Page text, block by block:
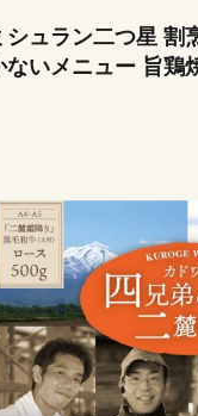
シュラン二つ星 割
ないメニュー 旨鶏
京味噌味 モモ肉
ック）│鶏肉 小分